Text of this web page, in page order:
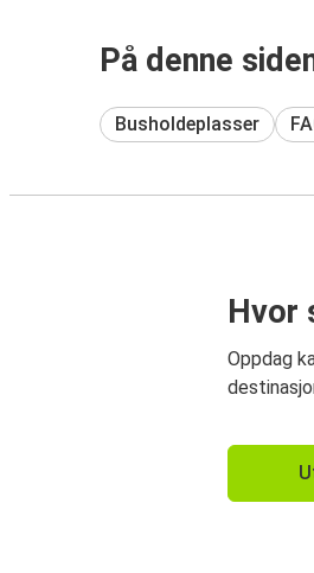
På denne
Busholdeplasser
Hvor
Oppdag